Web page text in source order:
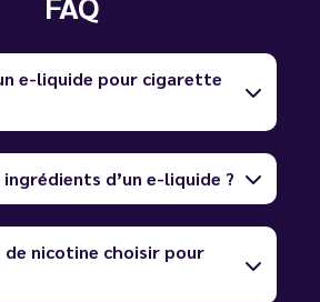
e-liquide pour cigarette
d’un e-liquide ?
de nicotine choisir pour